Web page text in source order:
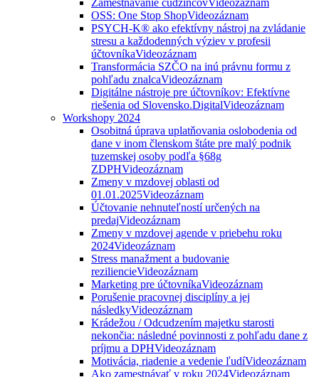
OSS: One Stop ShopVideozáznam
PSYCH-K® ako efektívny nástroj na zvládanie
stresu a každodenných výziev v profesii
účtovníkaVideozáznam
Transformácia SZČO na inú právnu formu z
pohľadu znalcaVideozáznam
Digitálne nástroje pre účtovníkov: Efektívne
riešenia od Slovensko.DigitalVideozáznam
Workshopy 2024
Osobitná úprava uplatňovania oslobodenia od
dane v inom členskom štáte pre malý podnik
tuzemskej osoby podľa §68g
ZDPHVideozáznam
Zmeny v mzdovej oblasti od
01.01.2025Videozáznam
Účtovanie nehnuteľností určených na
predajVideozáznam
Zmeny v mzdovej agende v priebehu roku
2024Videozáznam
Stress manažment a budovanie
reziliencieVideozáznam
Marketing pre účtovníkaVideozáznam
Porušenie pracovnej disciplíny a jej
následkyVideozáznam
Krádežou / Odcudzením majetku starosti
nekončia: následné povinnosti z pohľadu dane z
príjmu a DPHVideozáznam
Motivácia, riadenie a vedenie ľudíVideozáznam
Ako zamestnávať v roku 2024Videozáznam